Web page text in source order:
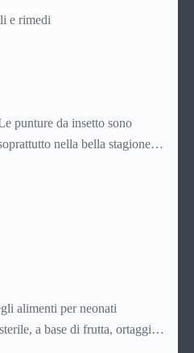
come affrontare i disturbi
a leggere!
nella bella stagione
però, c’è il suo rimedio.
caso di puntura di insetto
guida!
alimenti per neonati
a base di frutta, ortaggi o